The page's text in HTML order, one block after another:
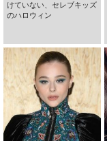
けていない、セレブキッズ
のハロウィン